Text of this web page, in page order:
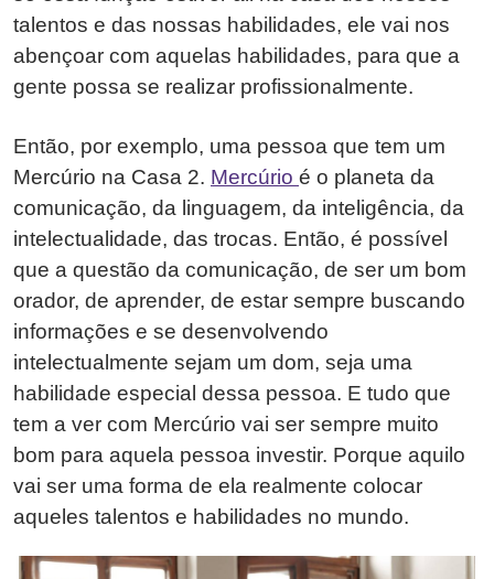
talentos e das nossas habilidades, ele vai nos
abençoar com aquelas habilidades, para que a
gente possa se realizar profissionalmente.
Então, por exemplo, uma pessoa que tem um
Mercúrio na Casa 2. Mercúrio é o planeta da
comunicação, da linguagem, da inteligência, da
intelectualidade, das trocas. Então, é possível
que a questão da comunicação, de ser um bom
orador, de aprender, de estar sempre buscando
informações e se desenvolvendo
intelectualmente sejam um dom, seja uma
habilidade especial dessa pessoa. E tudo que
tem a ver com Mercúrio vai ser sempre muito
bom para aquela pessoa investir. Porque aquilo
vai ser uma forma de ela realmente colocar
aqueles talentos e habilidades no mundo.